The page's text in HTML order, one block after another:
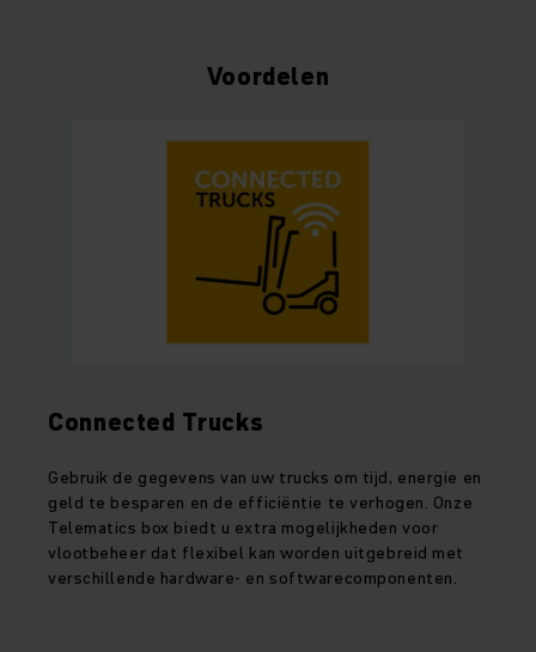
Voordelen
Connected Trucks
Gebruik de gegevens van uw trucks om tijd, energie en
geld te besparen en de efficiëntie te verhogen. Onze
Telematics box biedt u extra mogelijkheden voor
vlootbeheer dat flexibel kan worden uitgebreid met
verschillende hardware- en softwarecomponenten.